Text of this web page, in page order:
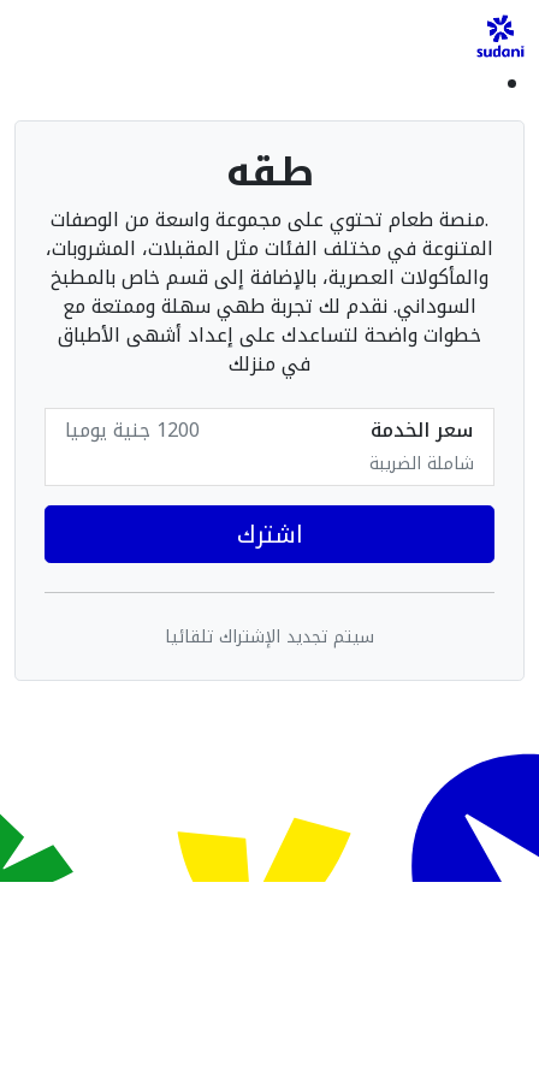
طقه
.منصة طعام تحتوي على مجموعة واسعة من الوصفات
المتنوعة في مختلف الفئات مثل المقبلات، المشروبات،
والمأكولات العصرية، بالإضافة إلى قسم خاص بالمطبخ
السوداني. نقدم لك تجربة طهي سهلة وممتعة مع
خطوات واضحة لتساعدك على إعداد أشهى الأطباق
في منزلك
سعر الخدمة
شاملة الضريبة
1200 جنية يوميا
اشترك
سيتم تجديد الإشتراك تلقائيا